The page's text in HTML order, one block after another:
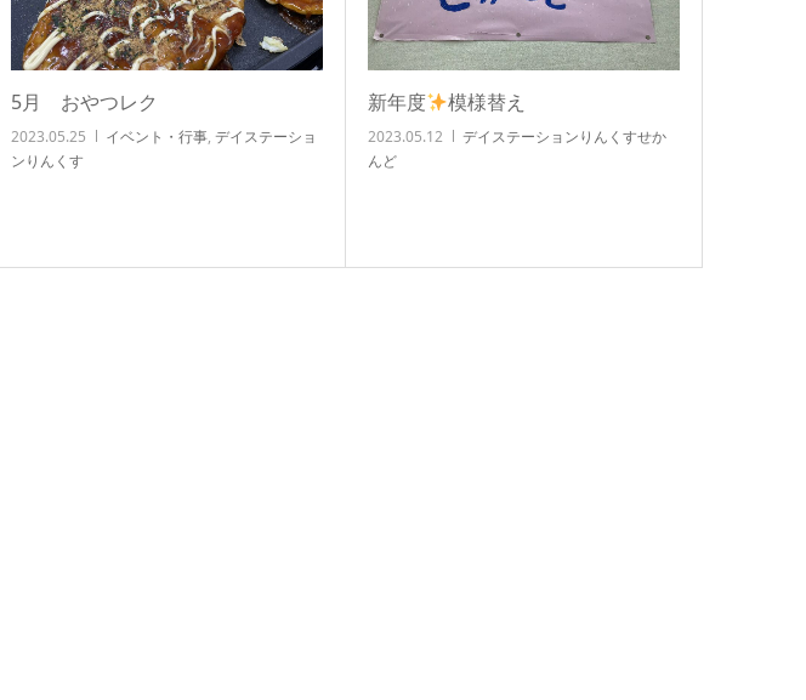
5月 おやつレク
2023.05.25 イベント・行事, デイステーショ
ンりんくす
新年度 模様替え
2023.05.12
デイステーションりんくすせか
んど